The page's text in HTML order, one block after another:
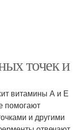
из горчицы
точек и
витамины А и Е
помогают
и другими